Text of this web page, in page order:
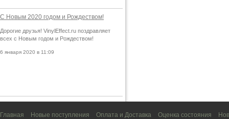
С Новым 2020 годом и Рождеством!
Дорогие друзья! VinylEffect.ru поздравляет
всех с Новым годом и Рождеством!
6 января 2020 в 11:09
Главная Новые поступления Оплата и Доставка Оценка состояния